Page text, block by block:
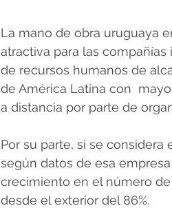
La mano de obra uruguaya
atractiva para las
de recursos humanos de
de América Latina con
a distancia por parte de
Por su parte, si se considera
según datos de esa
crecimiento en el número
desde el exterior del 86%.